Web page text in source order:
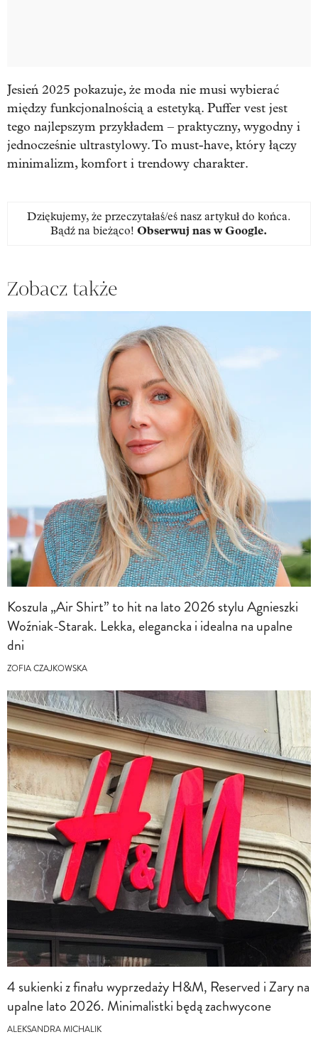
Jesień 2025 pokazuje, że moda nie musi wybierać
między funkcjonalnością a estetyką. Puffer vest jest
tego najlepszym przykładem – praktyczny, wygodny i
jednocześnie ultrastylowy. To must-have, który łączy
minimalizm, komfort i trendowy charakter.
Dziękujemy, że przeczytałaś/eś nasz artykuł do końca.
Bądź na bieżąco! Obserwuj nas w Google.
Zobacz także
Koszula „Air Shirt” to hit na lato 2026 stylu Agnieszki
Woźniak-Starak. Lekka, elegancka i idealna na upalne
dni
ZOFIA CZAJKOWSKA
4 sukienki z finału wyprzedaży H&M, Reserved i Zary na
upalne lato 2026. Minimalistki będą zachwycone
ALEKSANDRA MICHALIK